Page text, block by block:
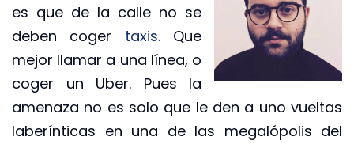
es que de la calle no se
deben coger taxis. Que
mejor llamar a una línea, o
coger un Uber. Pues la
amenaza no es solo que le den a uno vueltas
laberínticas en una de las megalópolis del